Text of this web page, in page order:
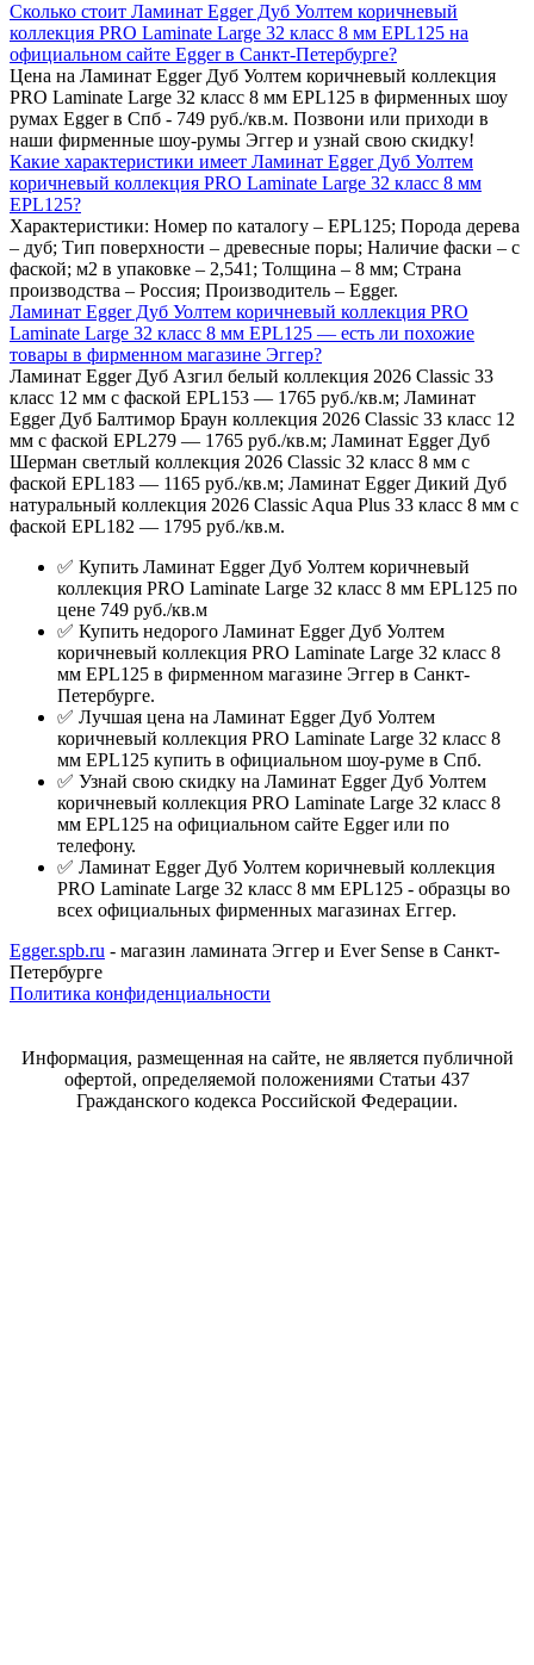
Сколько стоит Ламинат Egger Дуб Уолтем коричневый
коллекция PRO Laminate Large 32 класс 8 мм EPL125 на
официальном сайте Egger в Санкт-Петербурге?
Цена на Ламинат Egger Дуб Уолтем коричневый коллекция
PRO Laminate Large 32 класс 8 мм EPL125 в фирменных шоу
румах Egger в Спб - 749 руб./кв.м. Позвони или приходи в
наши фирменные шоу-румы Эггер и узнай свою скидку!
Какие характеристики имеет Ламинат Egger Дуб Уолтем
коричневый коллекция PRO Laminate Large 32 класс 8 мм
EPL125?
Характеристики: Номер по каталогу – EPL125; Порода дерева
– дуб; Тип поверхности – древесные поры; Наличие фаски – с
фаской; м2 в упаковке – 2,541; Толщина – 8 мм; Страна
производства – Россия; Производитель – Egger.
Ламинат Egger Дуб Уолтем коричневый коллекция PRO
Laminate Large 32 класс 8 мм EPL125 — есть ли похожие
товары в фирменном магазине Эггер?
Ламинат Egger Дуб Азгил белый коллекция 2026 Classic 33
класс 12 мм с фаской EPL153 — 1765 руб./кв.м; Ламинат
Egger Дуб Балтимор Браун коллекция 2026 Classic 33 класс 12
мм с фаской EPL279 — 1765 руб./кв.м; Ламинат Egger Дуб
Шерман светлый коллекция 2026 Classic 32 класс 8 мм с
фаской EPL183 — 1165 руб./кв.м; Ламинат Egger Дикий Дуб
натуральный коллекция 2026 Classic Aqua Plus 33 класс 8 мм с
фаской EPL182 — 1795 руб./кв.м.
✅ Купить Ламинат Egger Дуб Уолтем коричневый
коллекция PRO Laminate Large 32 класс 8 мм EPL125 по
цене 749 руб./кв.м
✅ Купить недорого Ламинат Egger Дуб Уолтем
коричневый коллекция PRO Laminate Large 32 класс 8
мм EPL125 в фирменном магазине Эггер в Санкт-
Петербурге.
✅ Лучшая цена на Ламинат Egger Дуб Уолтем
коричневый коллекция PRO Laminate Large 32 класс 8
мм EPL125 купить в официальном шоу-руме в Спб.
✅ Узнай свою скидку на Ламинат Egger Дуб Уолтем
коричневый коллекция PRO Laminate Large 32 класс 8
мм EPL125 на официальном сайте Egger или по
телефону.
✅ Ламинат Egger Дуб Уолтем коричневый коллекция
PRO Laminate Large 32 класс 8 мм EPL125 - образцы во
всех официальных фирменных магазинах Еггер.
Egger.spb.ru - магазин ламината Эггер и Ever Sense в Санкт-
Петербурге
Политика конфиденциальности
Информация, размещенная на сайте, не является публичной
офертой, определяемой положениями Статьи 437
Гражданского кодекса Российской Федерации.